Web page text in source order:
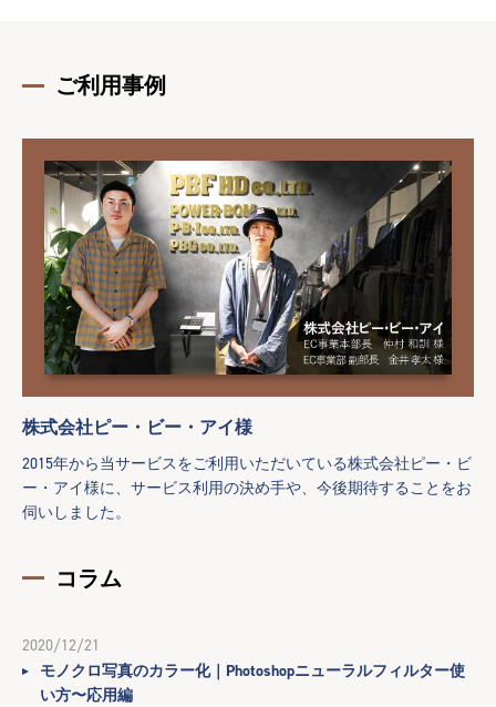
ご利用事例
株式会社ピー・ビー・アイ様
2015年から当サービスをご利用いただいている株式会社ピー・ビ
ー・アイ様に、サービス利用の決め手や、今後期待することをお
伺いしました。
コラム
2020/12/21
モノクロ写真のカラー化｜Photoshopニューラルフィルター使
い方〜応用編